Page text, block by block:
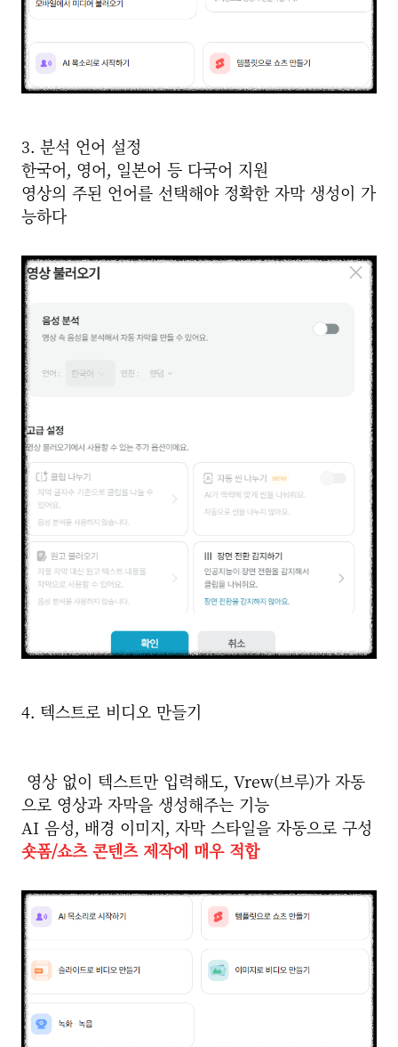
3. 분석 언어 설정
한국어, 영어, 일본어 등 다국어 지원
영상의 주된 언어를 선택해야 정확한 자막 생성이 가
능하다
4. 텍스트로 비디오 만들기
영상 없이 텍스트만 입력해도, Vrew(브루)가 자동
으로 영상과 자막을 생성해주는 기능
AI 음성, 배경 이미지, 자막 스타일을 자동으로 구성
숏폼/쇼츠 콘텐츠 제작에 매우 적합